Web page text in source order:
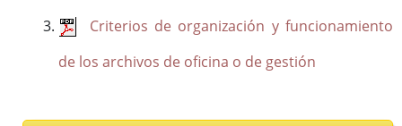
Fondos documentales
Cuadro de Clasificación
Criterios de organización y funcionamiento
de los archivos de oficina o de gestión